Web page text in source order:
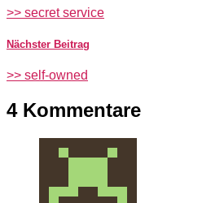
>> secret service
Nächster Beitrag
>> self-owned
4 Kommentare